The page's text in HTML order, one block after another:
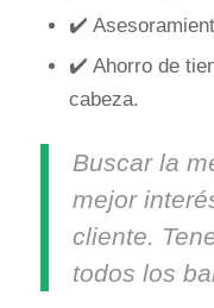
✔️
✔️ Ahorro de
cabeza.
Buscar la
mejor
cliente.
todos los